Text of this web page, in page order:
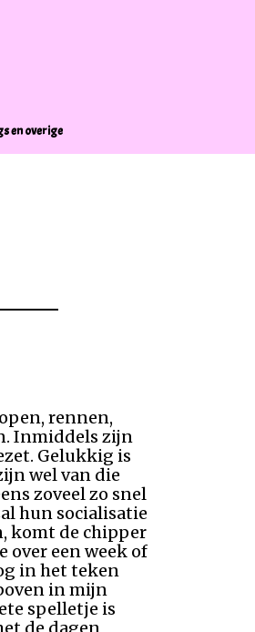
en overige
rennen,
Inmiddels zijn
Gelukkig is
wel van die
zoveel zo snel
hun socialisatie
komt de chipper
een week of
in het teken
in mijn
spelletje is